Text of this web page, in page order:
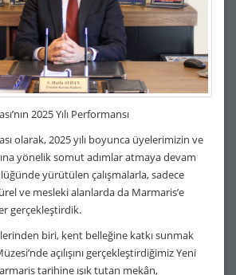
2025 Yılı Performansı
olarak, 2025 yılı boyunca üyelerimizin ve
yönelik somut adımlar atmaya devam
yürütülen çalışmalarla, sadece
ve mesleki alanlarda da Marmaris’e
gerçekleştirdik.
biri, kent belleğine katkı sunmak
açılışını gerçekleştirdiğimiz Yeni
tarihine ışık tutan mekân,